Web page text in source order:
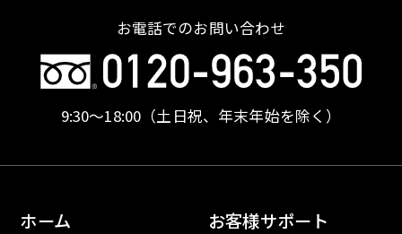
お電話でのお問い合わせ
9:30〜18:00 （土日祝、年末年始を除く）
ホーム
お客様サポート